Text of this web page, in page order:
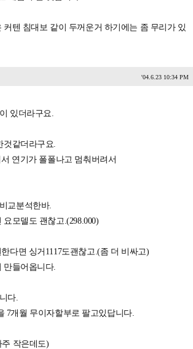
커텐 침대보 같이 두꺼운거 하기에는 좀 무리가 있
'04.6.23 10:34 PM
있더라구요.
것같더라구요.
연기가 폴폴나고 멈춰버려서
교분석한바.
모델도 괜찮고.(298.000)
다면 싱거1117도괜찮고.(좀 더 비싸고)
만들어옵니다.
다.
7개월 무이자할부로 팔고있답니다.
작은데도)